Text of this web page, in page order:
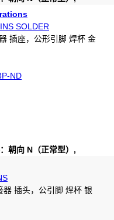
SOLDER
插座，公形引脚 焊杯 金
ND
朝向 N（正常型）,
插头，公引脚 焊杯 银